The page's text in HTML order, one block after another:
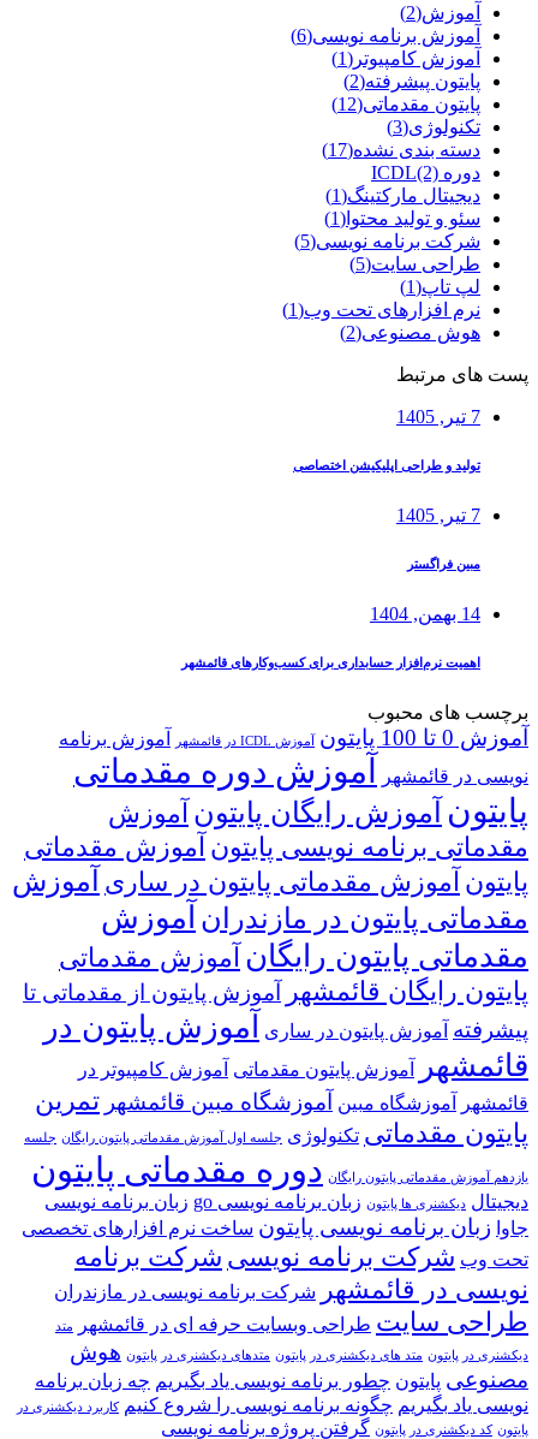
آموزش (2)
آموزش برنامه نویسی (6)
آموزش کامپیوتر(1)
پایتون پیشرفته(2)
پایتون مقدماتی (12)
تکنولوژی(3)
دسته بندی نشده(17)
دوره ICDL(2)
دیجیتال مارکتینگ(1)
سئو و تولید محتوا(1)
شرکت برنامه نویسی (5)
طراحی سایت(5)
لپ تاپ(1)
نرم افزارهای تحت وب(1)
هوش مصنوعی (2)
پست های مرتبط
7 تیر, 1405
تولید و طراحی اپلیکیشن اختصاصی
7 تیر, 1405
مبین فراگستر
14 بهمن, 1404
اهمیت نرم‌افزار حسابداری برای کسب‌وکارهای قائمشهر
برچسب های محبوب
آموزش 0 تا 100 پایتون آموزش ICDL در قائمشهر
آموزش برنامه
نویسی در قائمشهر
آموزش دوره مقدماتی
پایتونآموزش رایگان پایتونآموزش
مقدماتی برنامه نویسی پایتونآموزش مقدماتی
پایتونآموزش مقدماتی پایتون در ساریآموزش
مقدماتی پایتون در مازندرانآموزش
مقدماتی پایتون رایگانآموزش مقدماتی
پایتون رایگان قائمشهر آموزش پایتون از مقدماتی تا
پیشرفته آموزش پایتون در ساری آموزش پایتون در
قائمشهر
آموزش پایتون مقدماتی آموزش کامپیوتر در
قائمشهر
آموزشگاه مبین آموزشگاه مبین قائمشهر تمرین
پایتون مقدماتی تکنولوژی جلسه اول آموزش مقدماتی پایتون رایگان جلسه
یازدهم آموزش مقدماتی پایتون رایگان دوره مقدماتی پایتون
دیجیتال دیکشنری ها پایتون زبان برنامه نویسی go
زبان برنامه نویسی
جاوا زبان برنامه نویسی پایتون ساخت نرم افزارهای تخصصی
تحت وب شرکت برنامه نویسی شرکت برنامه
نویسی در قائمشهر
شرکت برنامه نویسی در مازندران
طراحی سایت طراحی وبسایت حرفه ای در قائمشهر متد
دیکشنری در پایتون متد های دیکشنری در پایتون متدهای دیکشنری در پایتون هوش
مصنوعی پایتون چطور برنامه نویسی یاد بگیریم چه زبان برنامه
نویسی یاد بگیریم چگونه برنامه نویسی را شروع کنیم کاربرد دیکشنری در
پایتون کد دیکشنری در پایتون گرفتن پروژه برنامه نویسی